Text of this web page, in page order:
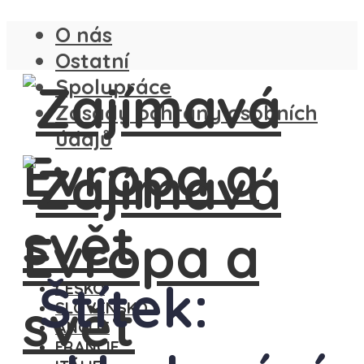
O nás
Ostatní
Spolupráce
Zásady ochrany osobních
údajů
ČESKO
SLOVENSKO
ANGLIE
FRANCIE
Štítek: